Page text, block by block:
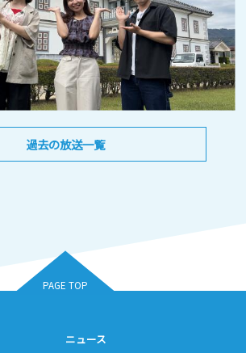
過去の放送一覧
PAGE TOP
ニュース